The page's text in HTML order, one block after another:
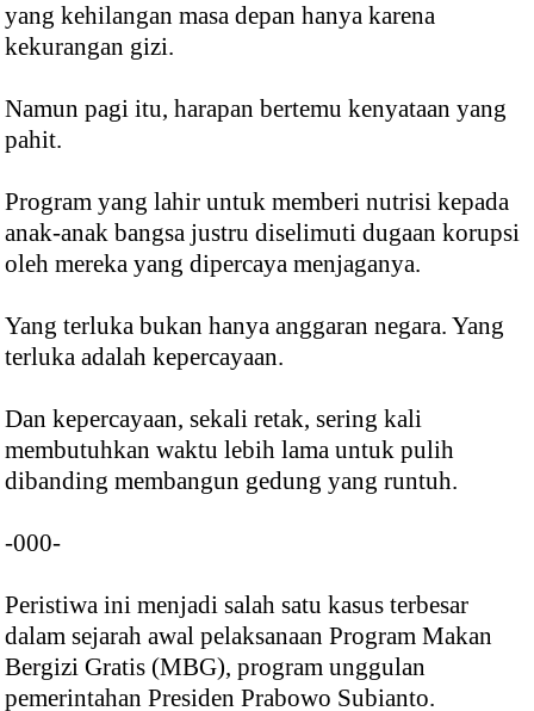
yang kehilangan masa depan hanya karena
kekurangan gizi.
Namun pagi itu, harapan bertemu kenyataan yang
pahit.
Program yang lahir untuk memberi nutrisi kepada
anak-anak bangsa justru diselimuti dugaan korupsi
oleh mereka yang dipercaya menjaganya.
Yang terluka bukan hanya anggaran negara. Yang
terluka adalah kepercayaan.
Dan kepercayaan, sekali retak, sering kali
membutuhkan waktu lebih lama untuk pulih
dibanding membangun gedung yang runtuh.
-000-
Peristiwa ini menjadi salah satu kasus terbesar
dalam sejarah awal pelaksanaan Program Makan
Bergizi Gratis (MBG), program unggulan
pemerintahan Presiden Prabowo Subianto.